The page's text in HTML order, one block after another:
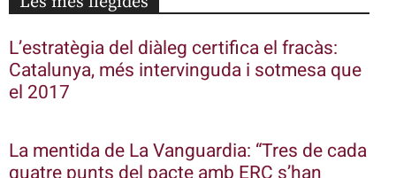
L’estratègia del diàleg certifica el fracàs:
Catalunya, més intervinguda i sotmesa que
el 2017
La mentida de La Vanguardia: “Tres de cada